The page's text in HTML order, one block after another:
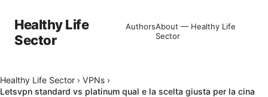
Healthy Life
Sector
AuthorsAbout — Healthy Life
Sector
Healthy Life Sector › VPNs ›
Letsvpn standard vs platinum qual e la scelta giusta per la cina